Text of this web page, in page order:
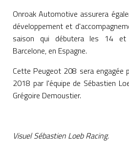
Onroak Automotive assurera
développement et
saison qui débutera les 14
Barcelone, en Espagne.
Cette Peugeot 208 sera engagée
2018 par l'équipe de Sébastien
Grégoire Demoustier.
Visuel Sébastien Loeb Racing.